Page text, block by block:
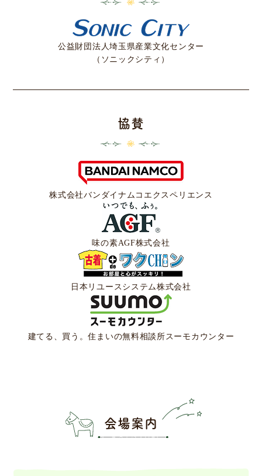
公益財団法人埼玉県産業文化センター
（ソニックシティ）
協賛
株式会社バンダイナムコ エクスペリエンス
味の素AGF株式会社
日本リユースシステム株式会社
建てる、買う。住まいの無料相談所スーモカウンター
会場案内